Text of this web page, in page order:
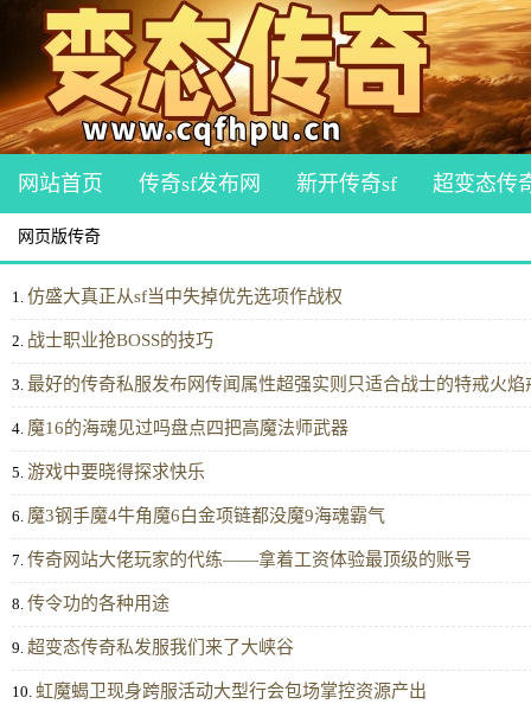
网站首页 传奇sf发布网 新开传奇sf 超变态传
网页版传奇
1. 仿盛大真正从sf当中失掉优先选项作战权
2. 战士职业抢BOSS的技巧
3. 最好的传奇私服发布网传闻属性超强实则只适合战士的特戒火焰
4. 魔16的海魂见过吗盘点四把高魔法师武器
5. 游戏中要晓得探求快乐
6. 魔3钢手魔4牛角魔6白金项链都没魔9海魂霸气
7. 传奇网站大佬玩家的代练——拿着工资体验最顶级的账号
8. 传令功的各种用途
9. 超变态传奇私发服我们来了大峡谷
10. 虹魔蝎卫现身跨服活动大型行会包场掌控资源产出